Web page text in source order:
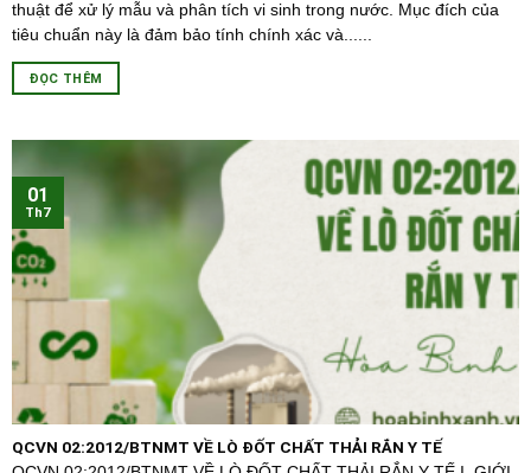
thuật để xử lý mẫu và phân tích vi sinh trong nước. Mục đích của
tiêu chuẩn này là đảm bảo tính chính xác và......
ĐỌC THÊM
QCVN 02:2012/BTNMT VỀ LÒ ĐỐT CHẤT THẢI RẮN Y TẾ
01
Th7